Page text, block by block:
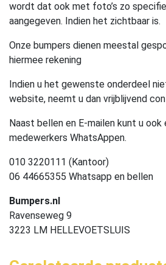
wordt dat ook met foto’s zo
aangegeven. Indien het zichtbaar is.
Onze bumpers dienen meestal
hiermee rekening
Indien u het gewenste onderdeel
website, neemt u dan vrijblijvend
Naast bellen en E-mailen kunt u ook
medewerkers WhatsAppen.
010 3220111 (Kantoor)
06 44665355 Whatsapp en bellen
Bumpers.nl
Ravenseweg 9
3223 LM HELLEVOETSLUIS